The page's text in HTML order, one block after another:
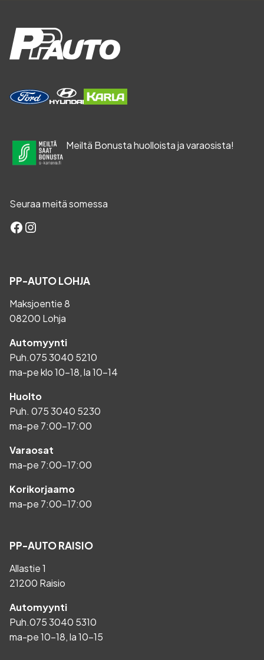
Meiltä Bonusta huolloista ja varaosista!
Seuraa meitä somessa
Facebook
Instagram
PP-AUTO LOHJA
Maksjoentie 8
08200 Lohja
Automyynti
Puh.075 3040 5210
ma-pe klo 10-18, la 10-14
Huolto
Puh. 075 3040 5230
ma-pe 7:00-17:00
Varaosat
ma-pe 7:00-17:00
Korikorjaamo
ma-pe 7:00-17:00
PP-AUTO RAISIO
Allastie 1
21200 Raisio
Automyynti
Puh.075 3040 5310
ma-pe 10-18, la 10-15